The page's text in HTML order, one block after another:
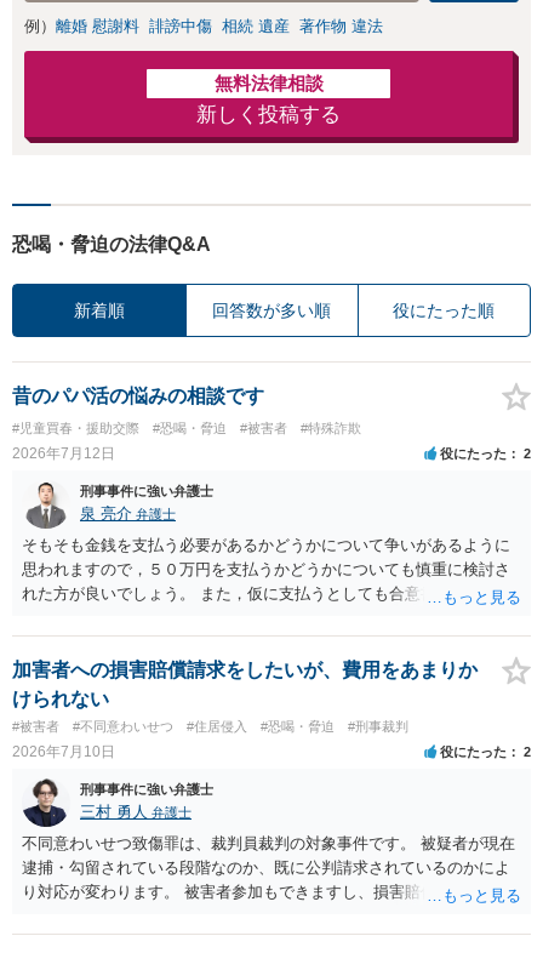
例） 離婚 慰謝料 誹謗中傷 相続 遺産 著作物 違法
無料法律相談
新しく投稿する
恐喝・脅迫の法律Q&A
新着順 回答数が多い順 役にたった順
昔のパパ活の悩みの相談です
#児童買春・援助交際 #恐喝・脅迫 #被害者 #特殊詐欺
2026年7月12日 役にたった 2
刑事事件に強い弁護士
泉 亮介 弁護士
そもそも金銭を支払う必要があるかどうかについて争いがあるように
思われますので，５０万円を支払うかどうかについても慎重に検討さ
れた方が良いでしょう。 また，仮に支払うとしても合意書を交わし，
面を作成したうえで支払いをする必要があるでしょう。 一度弁護士に
相談をされた方が良いかと思われます。
加害者への損害賠償請求をしたいが、費用をあまりか
けられない
#被害者 #不同意わいせつ #住居侵入 #恐喝・脅迫 #刑事裁判
2026年7月10日 役にたった 2
刑事事件に強い弁護士
三村 勇人 弁護士
不同意わいせつ致傷罪は、裁判員裁判の対象事件です。 被疑者が現在
逮捕・勾留されている段階なのか、既に公判請求されているのかによ
り対応が変わります。 被害者参加もできますし、損害賠償命令制度も
第三者を保証人とする内容で債務名義を取得できるの、まずは刑事和